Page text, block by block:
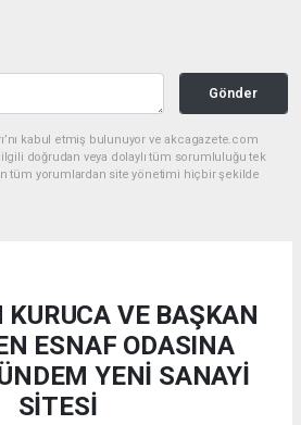
Gönder
kabul etmiş bulunuyor ve akcagazete.com
ilgili doğrudan veya dolaylı tüm sorumluluğu tek
tüm yorumlardan site yönetimi hiçbir şekilde
VE BAŞKAN
ESNAF ODASINA
YENİ SANAYİ
SİTESİ